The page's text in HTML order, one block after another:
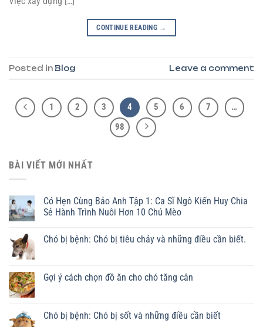
CONTINUE READING →
Posted in Blog Leave a comment
1 2 3 4 5 6 7
…
98
BÀI VIẾT MỚI NHẤT
Có Hẹn Cùng Bảo Anh Tập 1: Ca Sĩ Ngô Kiến Huy Chia
Sẻ Hành Trình Nuôi Hơn 10 Chú Mèo
Chó bị bệnh: Chó bị tiêu chảy và những điều cần biết.
Gợi ý cách chọn đồ ăn cho chó tăng cân
Chó bị bệnh: Chó bị sốt và những điều cần biết